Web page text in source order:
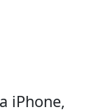
iPhone,